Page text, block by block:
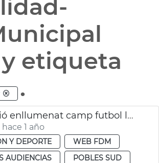
y etiqueta
.
Adjudicació enllumenat camp futbol la Torre València
1 año
Y DEPORTE
WEB FDM
AUDIENCIAS
POBLES SUD